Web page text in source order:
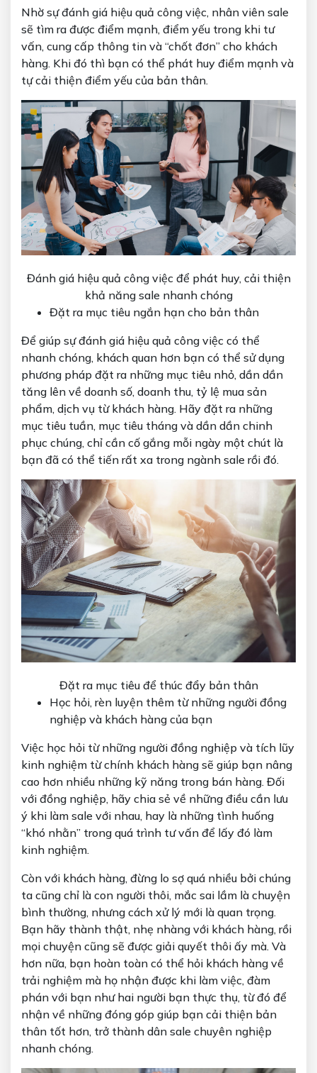
Nhờ sự đánh giá hiệu quả công việc, nhân viên sale
sẽ tìm ra được điểm mạnh, điểm yếu trong khi tư
vấn, cung cấp thông tin và “chốt đơn” cho khách
hàng. Khi đó thì bạn có thể phát huy điểm mạnh và
tự cải thiện điểm yếu của bản thân.
Đánh giá hiệu quả công việc để phát huy, cải thiện
khả năng sale nhanh chóng
Đặt ra mục tiêu ngắn hạn cho bản thân
Để giúp sự đánh giá hiệu quả công việc có thể
nhanh chóng, khách quan hơn bạn có thể sử dụng
phương pháp đặt ra những mục tiêu nhỏ, dần dần
tăng lên về doanh số, doanh thu, tỷ lệ mua sản
phẩm, dịch vụ từ khách hàng. Hãy đặt ra những
mục tiêu tuần, mục tiêu tháng và dần dần chinh
phục chúng, chỉ cần cố gắng mỗi ngày một chút là
bạn đã có thể tiến rất xa trong ngành sale rồi đó.
Đặt ra mục tiêu để thúc đẩy bản thân
Học hỏi, rèn luyện thêm từ những người đồng
nghiệp và khách hàng của bạn
Việc học hỏi từ những người đồng nghiệp và tích lũy
kinh nghiệm từ chính khách hàng sẽ giúp bạn nâng
cao hơn nhiều những kỹ năng trong bán hàng. Đối
với đồng nghiệp, hãy chia sẻ về những điều cần lưu
ý khi làm sale với nhau, hay là những tình huống
“khó nhằn” trong quá trình tư vấn để lấy đó làm
kinh nghiệm.
Còn với khách hàng, đừng lo sợ quá nhiều bởi chúng
ta cũng chỉ là con người thôi, mắc sai lầm là chuyện
bình thường, nhưng cách xử lý mới là quan trọng.
Bạn hãy thành thật, nhẹ nhàng với khách hàng, rồi
mọi chuyện cũng sẽ được giải quyết thôi ấy mà. Và
hơn nữa, bạn hoàn toàn có thể hỏi khách hàng về
trải nghiệm mà họ nhận được khi làm việc, đàm
phán với bạn như hai người bạn thực thụ, từ đó để
nhận về những đóng góp giúp bạn cải thiện bản
thân tốt hơn, trở thành dân sale chuyên nghiệp
nhanh chóng.